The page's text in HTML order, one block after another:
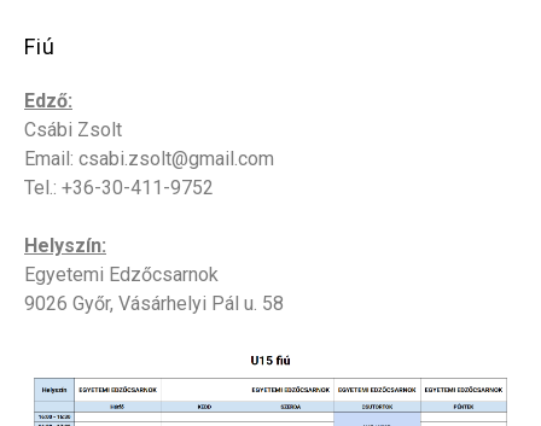
Fiú
Edző:
Csábi Zsolt
Email: csabi.zsolt@gmail.com
Tel.: +36-30-411-9752
Helyszín:
Egyetemi Edzőcsarnok
9026 Győr, Vásárhelyi Pál u. 58